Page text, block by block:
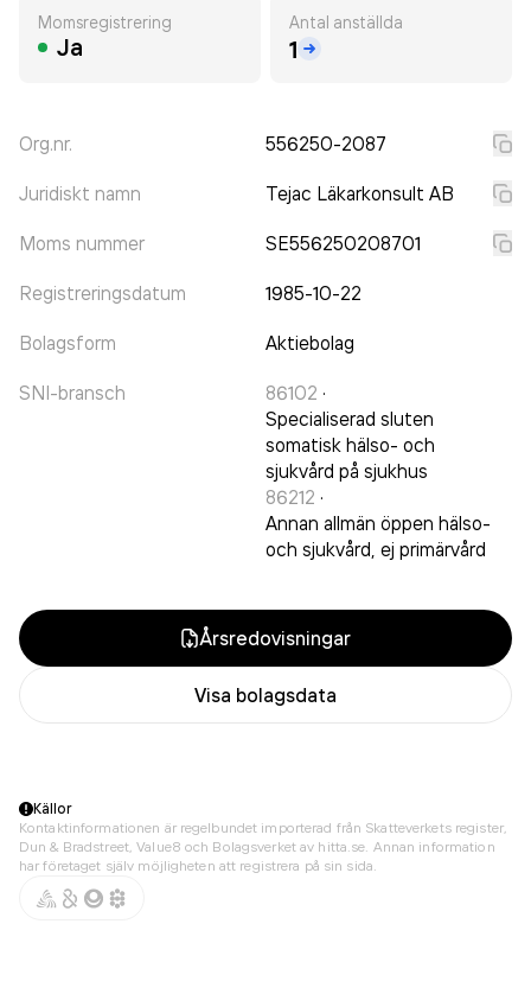
Momsregistrering
Ja
Antal anställda
1
Org.nr. 556250-2087
Juridiskt namn Tejac Läkarkonsult AB
Moms nummer SE556250208701
Registreringsdatum 1985-10-22
Bolagsform Aktiebolag
SNI-bransch 86102 ·
Specialiserad sluten
somatisk hälso- och
sjukvård på sjukhus
86212 ·
Annan allmän öppen hälso-
och sjukvård, ej primärvård
Årsredovisningar
Visa bolagsdata
Källor
Kontaktinformationen är regelbundet importerad från Skatteverkets register,
Dun & Bradstreet, Value8 och Bolagsverket av hitta.se. Annan information
har företaget själv möjligheten att registrera på sin sida.